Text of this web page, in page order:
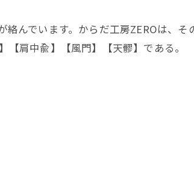
んでいます。からだ工房ZEROは、
肩中兪】【風門】【天髎】である。